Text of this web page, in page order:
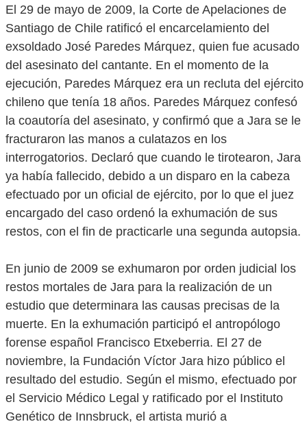
El 29 de mayo de 2009, la Corte de Apelaciones de
Santiago de Chile ratificó el encarcelamiento del
exsoldado José Paredes Márquez, quien fue acusado
del asesinato del cantante. En el momento de la
ejecución, Paredes Márquez era un recluta del ejército
chileno que tenía 18 años. Paredes Márquez confesó
la coautoría del asesinato, y confirmó que a Jara se le
fracturaron las manos a culatazos en los
interrogatorios. Declaró que cuando le tirotearon, Jara
ya había fallecido, debido a un disparo en la cabeza
efectuado por un oficial de ejército, por lo que el juez
encargado del caso ordenó la exhumación de sus
restos, con el fin de practicarle una segunda autopsia.
En junio de 2009 se exhumaron por orden judicial los
restos mortales de Jara para la realización de un
estudio que determinara las causas precisas de la
muerte. En la exhumación participó el antropólogo
forense español Francisco Etxeberria. El 27 de
noviembre, la Fundación Víctor Jara hizo público el
resultado del estudio. Según el mismo, efectuado por
el Servicio Médico Legal y ratificado por el Instituto
Genético de Innsbruck, el artista murió a